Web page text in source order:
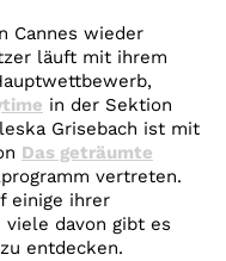
Cannes wieder
läuft mit ihrem
in der Sektion
Grisebach ist mit
Das geträumte
vertreten.
einige ihrer
davon gibt es
entdecken.